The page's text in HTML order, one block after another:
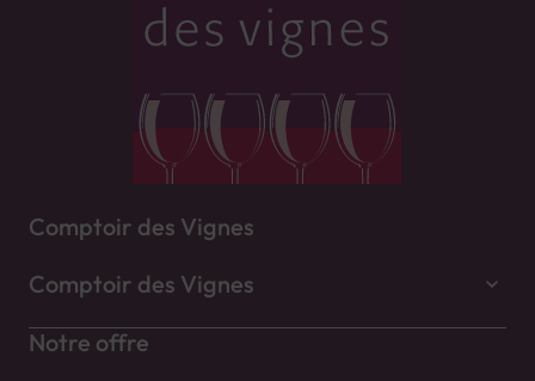
Comptoir des Vignes
Comptoir des Vignes
Notre offre